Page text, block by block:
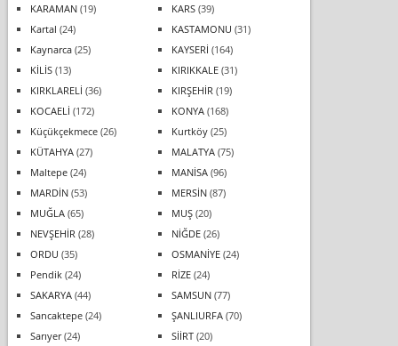
KARAMAN(19) KARS(39)
Kartal (24) KASTAMONU (31)
Kaynarca(25) KAYSERİ (164)
KİLİS(13) KIRIKKALE(31)
KIRKLARELİ (36) KIRŞEHİR (19)
KOCAELİ (172) KONYA(168)
Küçükçekmece(26) Kurtköy(25)
KÜTAHYA(27) MALATYA(75)
Maltepe(24) MANİSA(96)
MARDİN(53) MERSİN(87)
MUĞLA(65) MUŞ(20)
NEVŞEHİR (28) NİĞDE(26)
ORDU (35) OSMANİYE(24)
Pendik(24) RİZE(24)
SAKARYA(44) SAMSUN(77)
Sancaktepe(24) ŞANLIURFA(70)
Sarıyer(24) SİİRT(20)